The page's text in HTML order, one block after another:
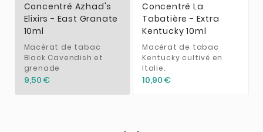
Concentré Azhad's
Elixirs - East Granate
10ml
Macérat de tabac
Black Cavendish et
grenade
9,50 €
Concentré La
Tabatière - Extra
Kentucky 10ml
Macérat de tabac
Kentucky cultivé en
Italie.
10,90 €